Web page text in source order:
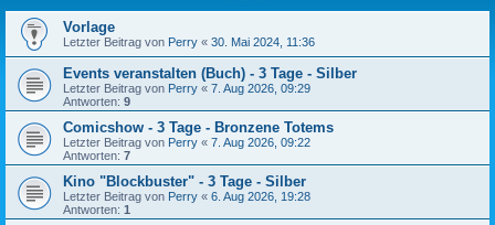
Vorlage
Letzter Beitrag von Perry « 30. Mai 2024, 11:36
Events veranstalten (Buch) - 3 Tage - Silber
Letzter Beitrag von Perry « 7. Aug 2026, 09:29
Antworten: 9
Comicshow - 3 Tage - Bronzene Totems
Letzter Beitrag von Perry « 7. Aug 2026, 09:22
Antworten: 7
Kino "Blockbuster" - 3 Tage - Silber
Letzter Beitrag von Perry « 6. Aug 2026, 19:28
Antworten: 1